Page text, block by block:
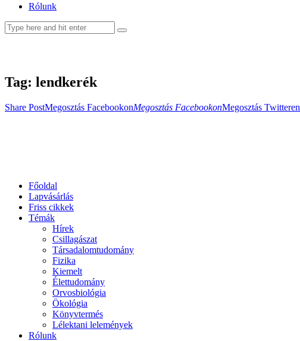
Rólunk
Tag: lendkerék
Share PostMegosztás FacebookonMegosztás FacebookonMegosztás Twitteren
Főoldal
Lapvásárlás
Friss cikkek
Témák
Hírek
Csillagászat
Társadalomtudomány
Fizika
Kiemelt
Élettudomány
Orvosbiológia
Ökológia
Könyvtermés
Lélektani lelemények
Rólunk